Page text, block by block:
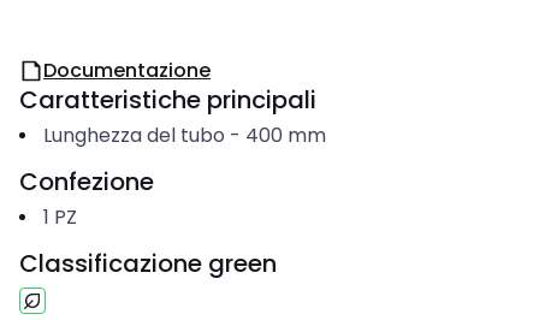
Documentazione
Caratteristiche principali
Lunghezza del tubo - 400 mm
Confezione
1 PZ
Classificazione green